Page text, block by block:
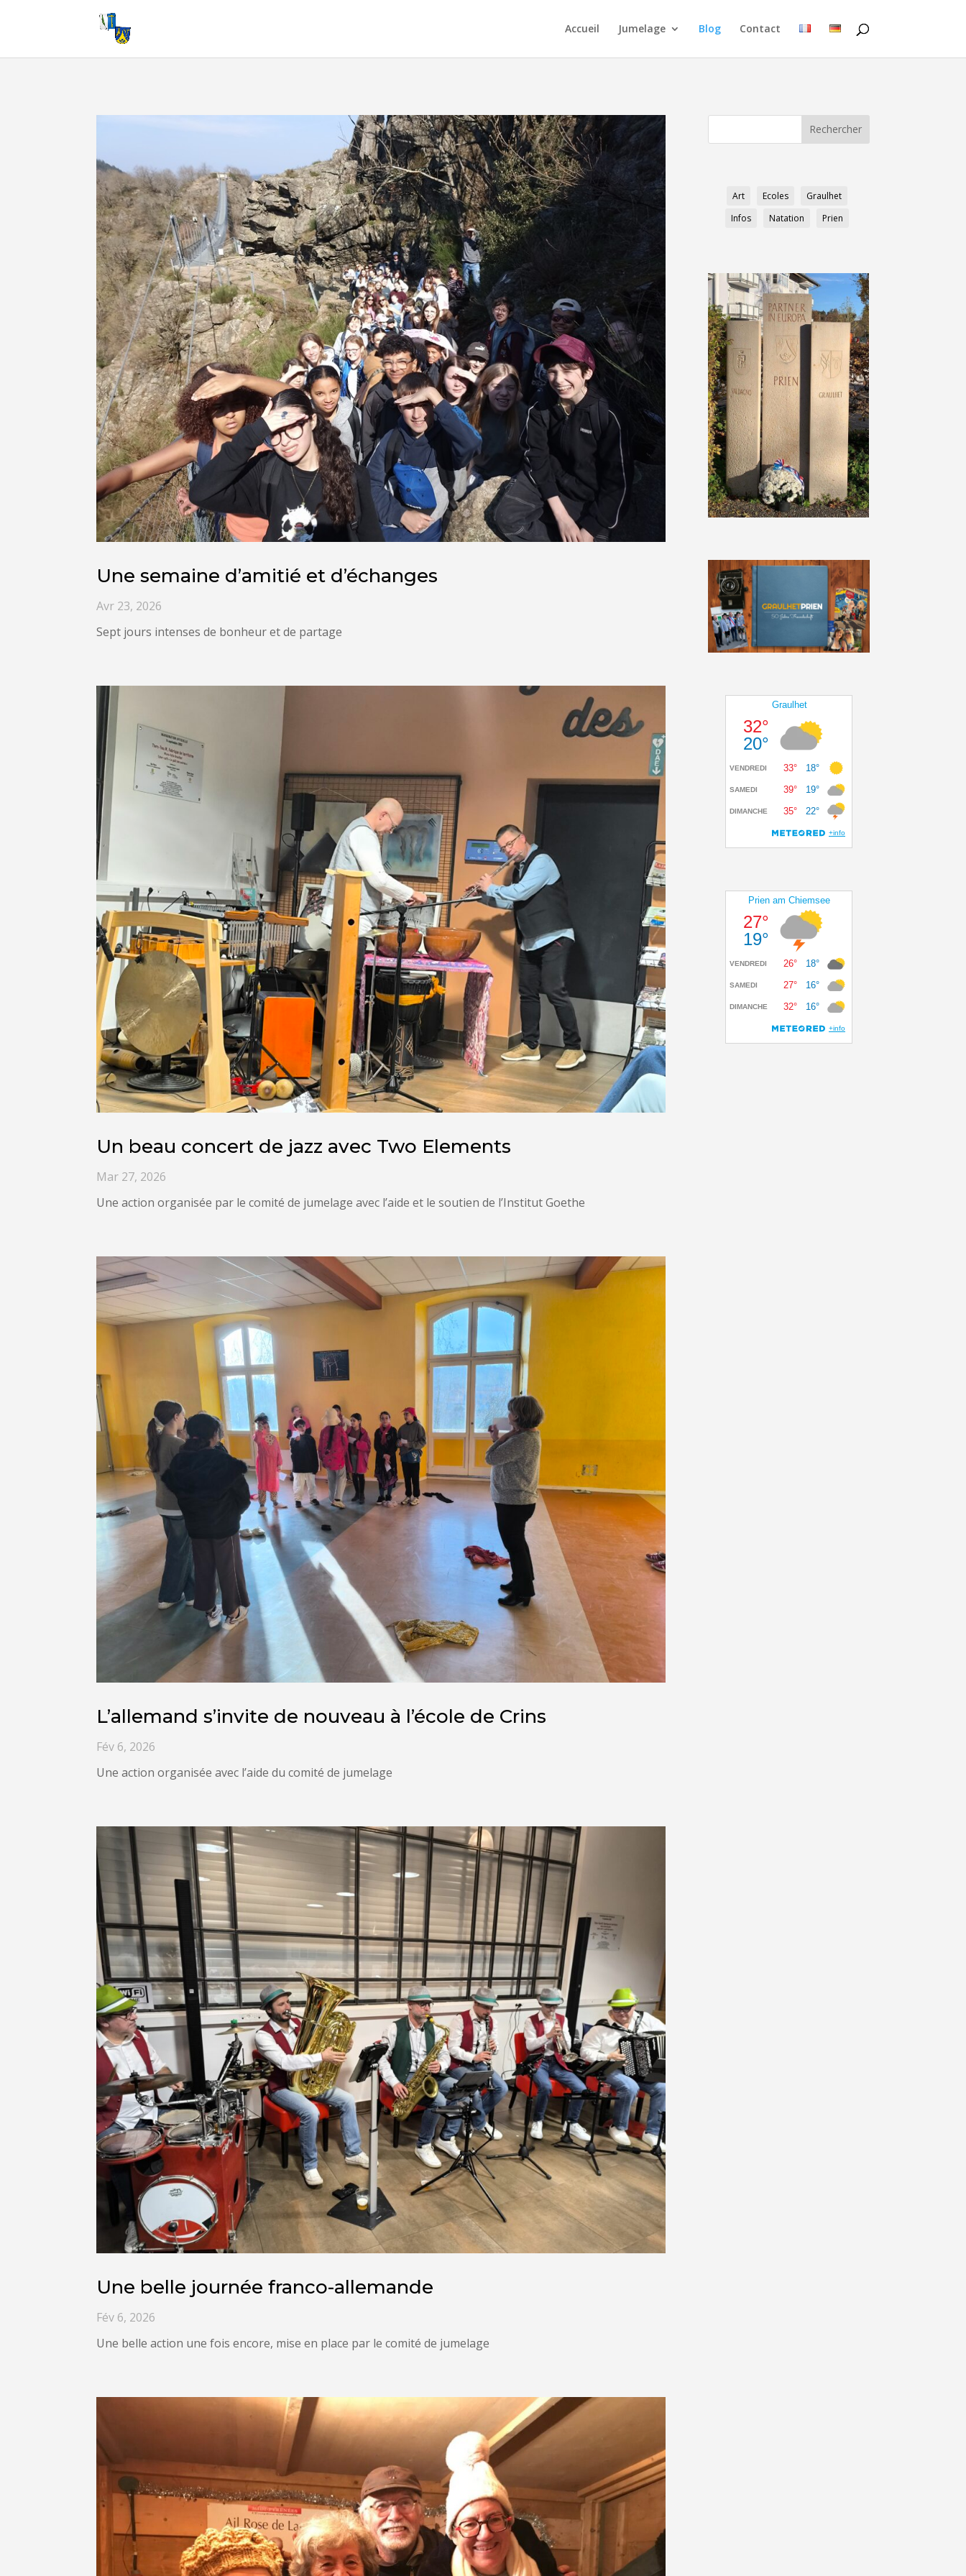
Accueil Jumelage Blog Contact
Une semaine d’amitié et d’échanges
Avr 23, 2026
Sept jours intenses de bonheur et de partage
Un beau concert de jazz avec Two Elements
Mar 27, 2026
Une action organisée par le comité de jumelage avec l’aide et le soutien de l’Institut Goethe
L’allemand s’invite de nouveau à l’école de Crins
Fév 6, 2026
Une action organisée avec l’aide du comité de jumelage
Une belle journée franco-allemande
Fév 6, 2026
Une belle action une fois encore, mise en place par le comité de jumelage
Art Ecoles
Graulhet
Infos
Natation Prien